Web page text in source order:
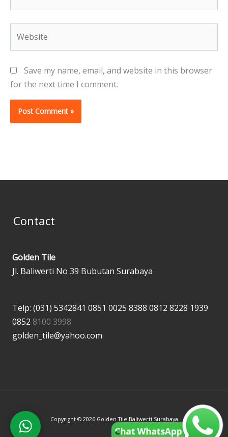
Save my name, email, and website in this browser
for the next time I comment.
Contact
Golden Tile
Jl. Baliwerti No 39 Bubutan Surabaya
Telp: (031) 5342841 0851 0025 8388 0812 8228 1939
0852 8100 3998
golden_tile@yahoo.com
Copyright © 2026 Golden Tile Baliwerti Surabaya